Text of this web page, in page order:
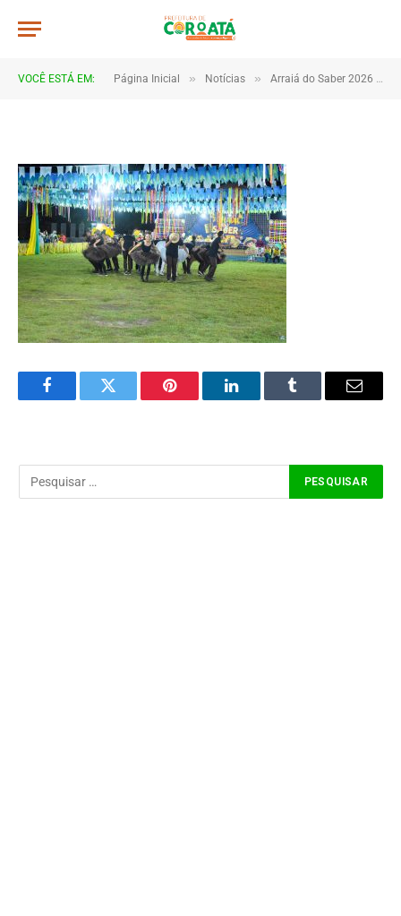
VOCÊ ESTÁ EM: Página Inicial » Notícias » Arraiá do Saber 2026 tem início no Macropolo Pau de Estopa com celebração da cultura e da educação
DSC_5718
FacebookTwitter Pinterest LinkedInTumblr Email